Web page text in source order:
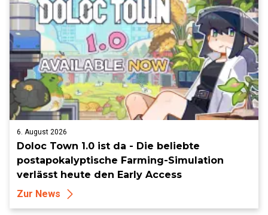
6. August 2026
Doloc Town 1.0 ist da - Die beliebte
postapokalyptische Farming-Simulation
verlässt heute den Early Access
Zur News